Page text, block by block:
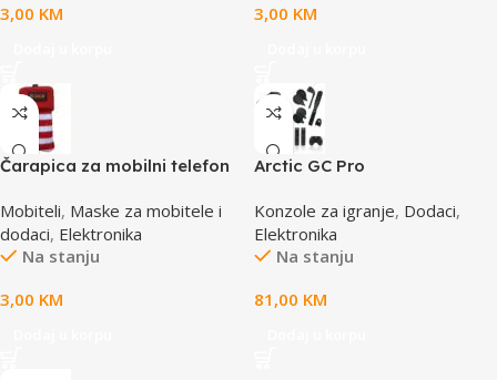
3,00 KM
3,00 KM
Čarapica za mobilni telefon
65x100mm
Mobiteli, Maske za mobitele i
dodaci, Elektronika
Na stanju
3,00 KM
Arctic GC Pro
Konzole za igranje, Dodaci,
Elektronika
Na stanju
81,00 KM